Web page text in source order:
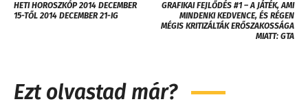
HETI HOROSZKÓP 2014 DECEMBER
15-TŐL 2014 DECEMBER 21-IG
GRAFIKAI FEJLŐDÉS #1 – A JÁTÉK, AMI
MINDENKI KEDVENCE, ÉS RÉGEN
MÉGIS KRITIZÁLTÁK ERŐSZAKOSSÁGA
MIATT: GTA
Ezt olvastad már?